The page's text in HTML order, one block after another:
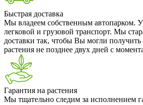
Быстрая доставка
Мы владеем собственным автопарком.
легковой и грузовой транспорт. Мы
доставки так, чтобы Вы могли
растения не позднее двух дней с
Гарантия на растения
Мы тщательно следим за исполнением